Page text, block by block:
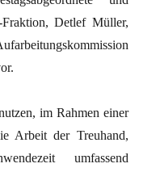
Fraktion, Detlef Müller,
im Rahmen einer
Arbeit der Treuhand,
umfassend